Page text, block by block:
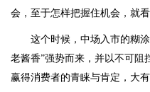
会，至于怎样把握住机会，就
这个时候，中场入市的糊
老酱香”强势而来，并以不可阻
赢得消费者的青睐与肯定，大